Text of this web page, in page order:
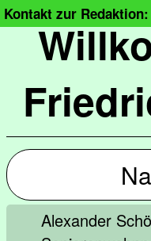
Kontakt zur Redaktion:
Alexander